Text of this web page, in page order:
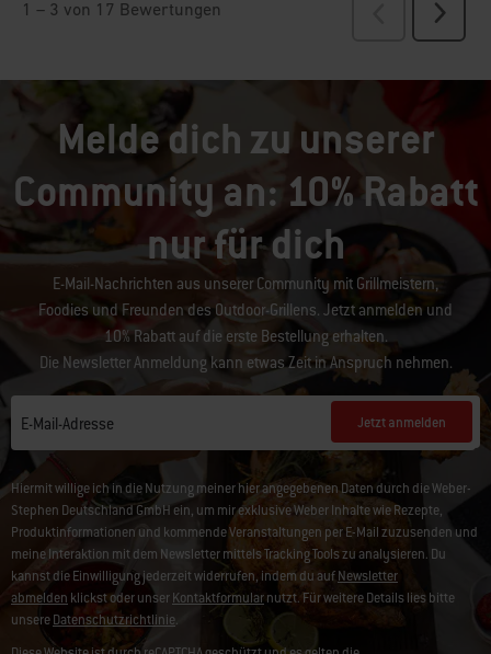
Melde dich zu unserer
Community an: 10% Rabatt
nur für dich
E-Mail-Nachrichten aus unserer Community mit Grillmeistern,
Foodies und Freunden des Outdoor-Grillens. Jetzt anmelden und
10% Rabatt auf die erste Bestellung erhalten.
Die Newsletter Anmeldung kann etwas Zeit in Anspruch nehmen.
E-Mail-Adresse Jetzt anmelden
Hiermit willige ich in die Nutzung meiner hier angegebenen Daten durch die Weber-
Stephen Deutschland GmbH ein, um mir exklusive Weber Inhalte wie Rezepte,
Produktinformationen und kommende Veranstaltungen per E-Mail zuzusenden und
meine Interaktion mit dem Newsletter mittels Tracking Tools zu analysieren. Du
kannst die Einwilligung jederzeit widerrufen, indem du aufNewsletter
abmelden klickst oder unserKontaktformularnutzt. Für weitere Details lies bitte
unsereDatenschutzrichtlinie.